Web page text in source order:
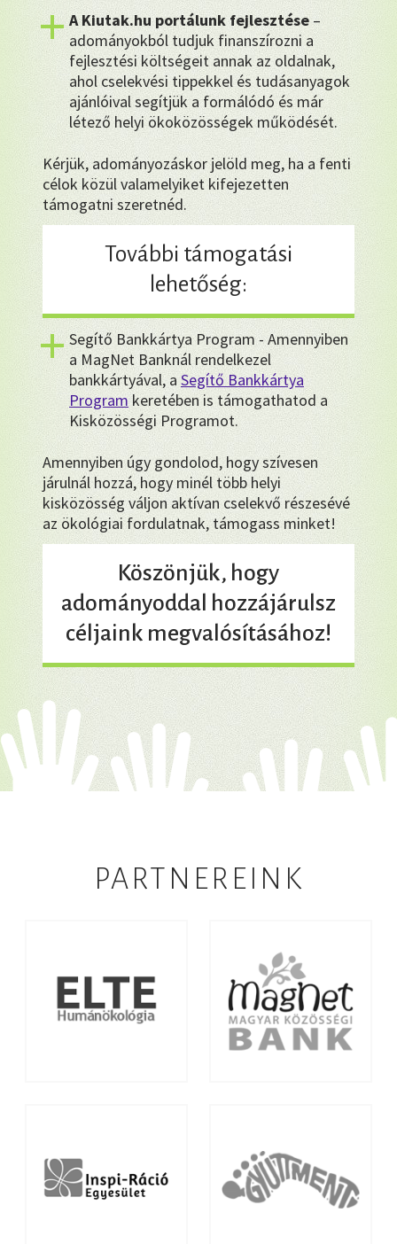
A Kiutak.hu portálunk fejlesztése–
adományokból tudjuk finanszírozni a
fejlesztési költségeit annak az oldalnak,
ahol cselekvési tippekkel és tudásanyagok
ajánlóival segítjük a formálódó és már
létező helyi ökoközösségek működését.
Kérjük, adományozáskor jelöld meg, ha a fenti
célok közül valamelyiket kifejezetten
támogatni szeretnéd.
További támogatási
lehetőség:
Segítő Bankkártya Program - Amennyiben
a MagNet Banknál rendelkezel
bankkártyával, aSegítő Bankkártya
Programkeretében is támogathatod a
Kisközösségi Programot.
Amennyiben úgy gondolod, hogy szívesen
járulnál hozzá, hogy minél több helyi
kisközösség váljon aktívan cselekvő részesévé
az ökológiai fordulatnak, támogass minket!
Köszönjük, hogy
adományoddal hozzájárulsz
céljaink megvalósításához!
PARTNEREINK